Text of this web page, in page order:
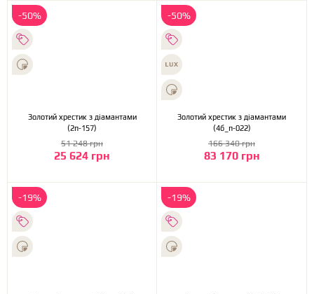
-50%
Золотий хрестик з діамантами
(2п-157)
25 624 грн
51 248 грн
-50%
Золотий хрестик з діамантами
(4б_п-022)
83 170 грн
166 340 грн
-19% -19%